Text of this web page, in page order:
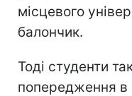
місцевого
балончик.
Тоді студенти
попередження в